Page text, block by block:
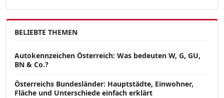
BELIEBTE THEMEN
Autokennzeichen Österreich: Was bedeuten W, G, GU,
BN & Co.?
Österreichs Bundesländer: Hauptstädte, Einwohner,
Fläche und Unterschiede einfach erklärt